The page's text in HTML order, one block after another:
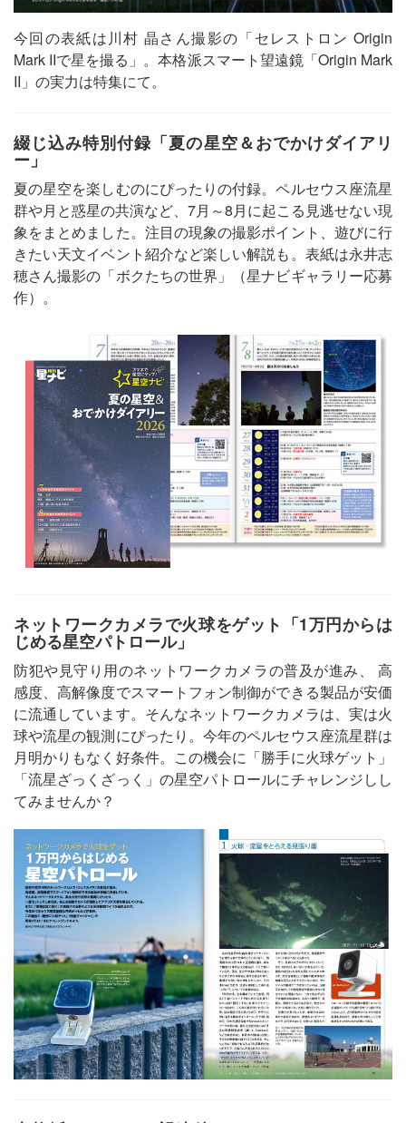
今回の表紙は川村 晶さん撮影の「セレストロン Origin
Mark IIで星を撮る」。本格派スマート望遠鏡「Origin Mark
II」の実力は特集にて。
綴じ込み特別付録「夏の星空＆おでかけダイアリ
ー」
夏の星空を楽しむのにぴったりの付録。ペルセウス座流星
群や月と惑星の共演など、7月～8月に起こる見逃せない現
象をまとめました。注目の現象の撮影ポイント、遊びに行
きたい天文イベント紹介など楽しい解説も。表紙は永井志
穂さん撮影の「ボクたちの世界」（星ナビギャラリー応募
作）。
ネットワークカメラで火球をゲット「1万円からは
じめる星空パトロール」
防犯や見守り用のネットワークカメラの普及が進み、 高
感度、高解像度でスマートフォン制御ができる製品が安価
に流通しています。そんなネットワークカメラは、実は火
球や流星の観測にぴったり。今年のペルセウス座流星群は
月明かりもなく好条件。この機会に「勝手に火球ゲット」
「流星ざっくざっく」の星空パトロールにチャレンジしし
てみませんか？